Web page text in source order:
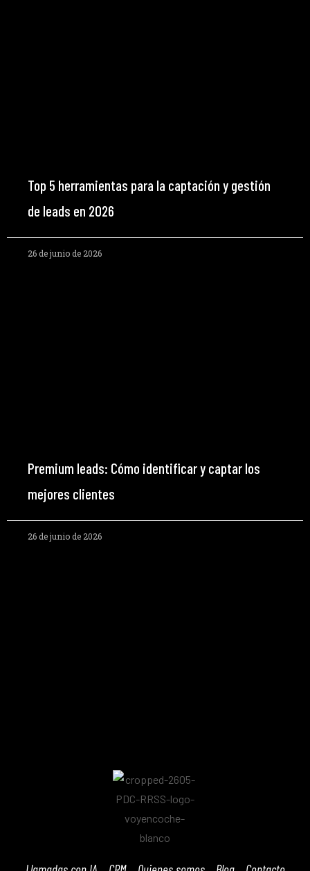
Top 5 herramientas para la captación y gestión
de leads en 2026
26 de junio de 2026
Premium leads: Cómo identificar y captar los
mejores clientes
26 de junio de 2026